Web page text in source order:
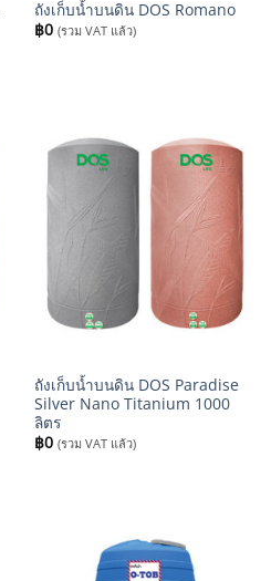
ถังเก็บน้ำบนดิน DOS Romano
฿0 (รวม VAT แล้ว)
ถังเก็บน้ำบนดิน DOS Paradise
Silver Nano Titanium 1000
ลิตร
฿0 (รวม VAT แล้ว)